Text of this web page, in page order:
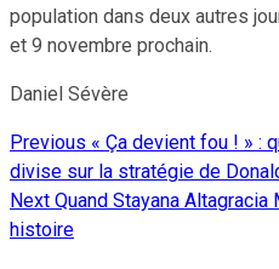
population dans deux autres
et 9 novembre prochain.
Daniel Sévère
Continue
Reading
Previous « Ça devient fou ! » :
divise sur la stratégie de
Next Quand Stayana
histoire